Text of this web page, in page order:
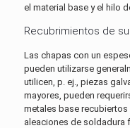
el material base y el hilo
Recubrimientos de
Las chapas con un
pueden utilizarse
utilicen, p. ej., piezas
mayores, pueden
metales base
aleaciones de soldadura